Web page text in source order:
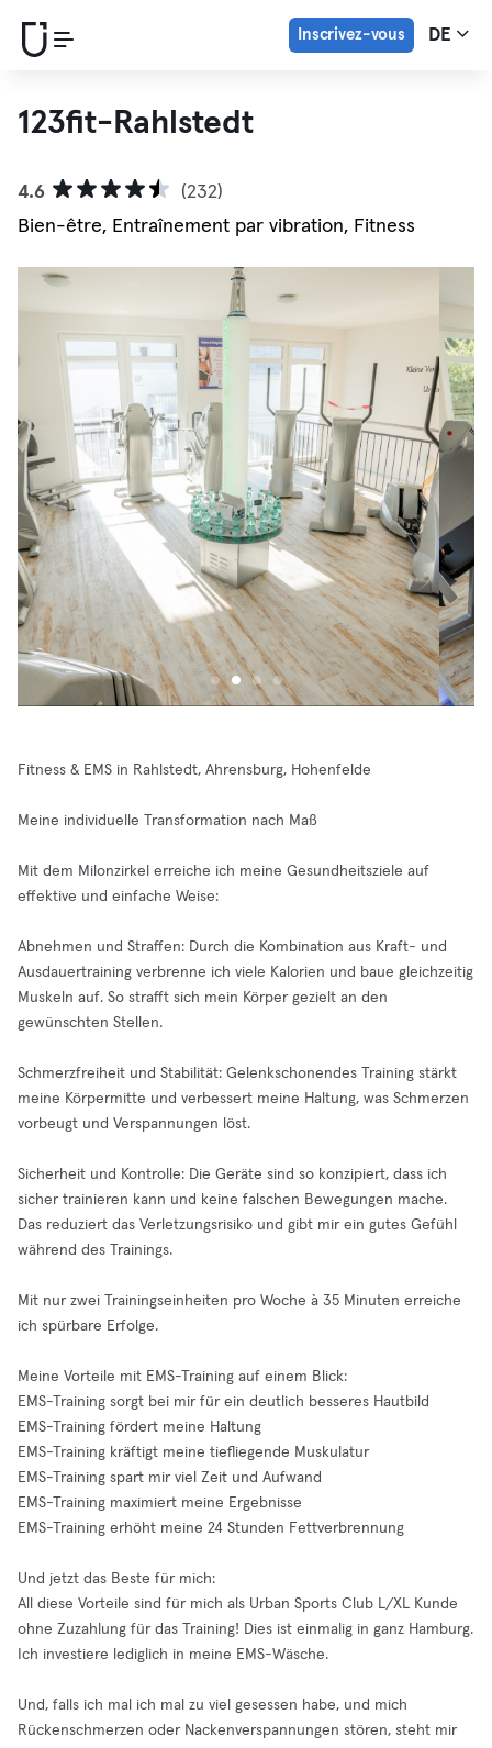
Inscrivez-vous DE
123fit-Rahlstedt
4.6
(232)
Bien-être, Entraînement par vibration, Fitness
Fitness & EMS in Rahlstedt, Ahrensburg, Hohenfelde
Meine individuelle Transformation nach Maß
Mit dem Milonzirkel erreiche ich meine Gesundheitsziele auf
effektive und einfache Weise:
Abnehmen und Straffen: Durch die Kombination aus Kraft- und
Ausdauertraining verbrenne ich viele Kalorien und baue gleichzeitig
Muskeln auf. So strafft sich mein Körper gezielt an den
gewünschten Stellen.
Schmerzfreiheit und Stabilität: Gelenkschonendes Training stärkt
meine Körpermitte und verbessert meine Haltung, was Schmerzen
vorbeugt und Verspannungen löst.
Sicherheit und Kontrolle: Die Geräte sind so konzipiert, dass ich
sicher trainieren kann und keine falschen Bewegungen mache.
Das reduziert das Verletzungsrisiko und gibt mir ein gutes Gefühl
während des Trainings.
Mit nur zwei Trainingseinheiten pro Woche à 35 Minuten erreiche
ich spürbare Erfolge.
Meine Vorteile mit EMS-Training auf einem Blick:
EMS-Training sorgt bei mir für ein deutlich besseres Hautbild
EMS-Training fördert meine Haltung
EMS-Training kräftigt meine tiefliegende Muskulatur
EMS-Training spart mir viel Zeit und Aufwand
EMS-Training maximiert meine Ergebnisse
EMS-Training erhöht meine 24 Stunden Fettverbrennung
Und jetzt das Beste für mich:
All diese Vorteile sind für mich als Urban Sports Club L/XL Kunde
ohne Zuzahlung für das Training! Dies ist einmalig in ganz Hamburg.
Ich investiere lediglich in meine EMS-Wäsche.
Und, falls ich mal ich mal zu viel gesessen habe, und mich
Rückenschmerzen oder Nackenverspannungen stören, steht mir